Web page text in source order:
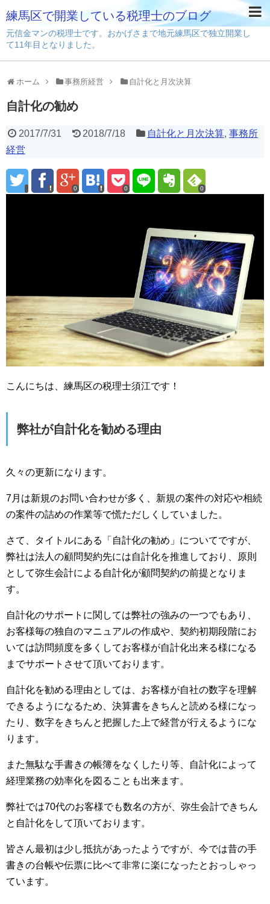
練馬区で開業している税理士のブログ
元信金マンの税理士です。おかげさまで地元練馬区で独立開業し
て11年目となりました。
ホーム 事務所経営 自計化と月次決算
自計化の勧め
2017/7/31 2018/7/18 自計化と月次決算,事務所
経営
0 0 0
こんにちは、練馬区の税理士須江です！
弊社が自計化を勧める理由
久々の更新になります。
7月は新規のお問い合わせが多く、新規の案件の対応や相続
の案件の詰めの作業等で慌ただしくしていました。
さて、タイトルにある「自計化の勧め」についてですが、
弊社は法人の顧問契約先には自計化を推進しており、原則
として弥生会計による自計化が顧問契約の前提となりま
す。
自計化のサポートに関しては弊社の強みの一つでもあり、
お客様毎の独自のマニュアルの作成や、契約初期段階にお
いては訪問頻度を多くしてお客様が自計化出来る様になる
までサポートさせて頂いております。
自計化を勧める理由としては、お客様が自社の数字を理解
できるようになるため、決算書をきちんと読める様になっ
たり、数字をきちんと把握した上で経営が行えるようにな
ります。
また無駄な手書きの帳簿をなくしたり等、自計化によって
経理業務の効率化を図ることも出来ます。
弊社では70代のお客様でも数名の方が、弥生会計できちん
と自計化をして頂いております。
皆さん最初は少し抵抗があったようですが、今では昔の手
書きの台帳や伝票に比べて非常に楽になったとおっしゃっ
ています。